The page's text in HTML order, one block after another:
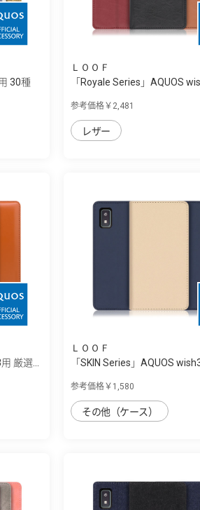
30種
ＬＯＯＦ
「Royale Series」AQUOS
参考価格￥2,481
レザー
厳選...
ＬＯＯＦ
「SKIN Series」AQUOS
参考価格￥1,580
その他（ケース）